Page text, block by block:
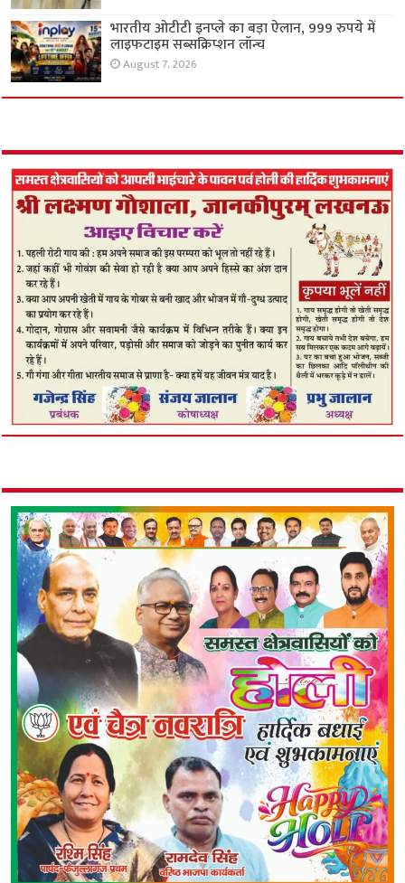
भारतीय ओटीटी इनप्ले का बड़ा ऐलान, 999 रुपये में
लाइफटाइम सब्सक्रिप्शन लॉन्च
August 7, 2026